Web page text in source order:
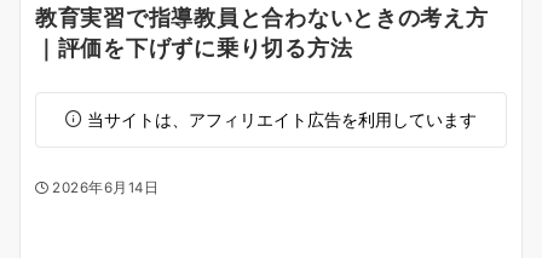
教育実習で指導教員と合わないときの考え方
｜評価を下げずに乗り切る方法
当サイトは、アフィリエイト広告を利用しています
2026年6月14日